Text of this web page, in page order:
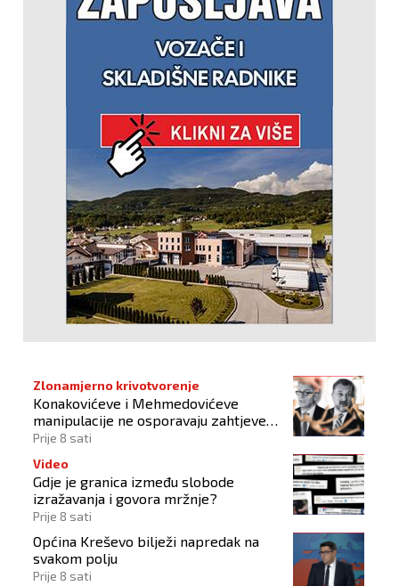
Zlonamjerno krivotvorenje
Konakovićeve i Mehmedovićeve
manipulacije ne osporavaju zahtjeve
Hrvata
Prije 8 sati
Video
Gdje je granica između slobode
izražavanja i govora mržnje?
Prije 8 sati
Općina Kreševo bilježi napredak na
svakom polju
Prije 8 sati